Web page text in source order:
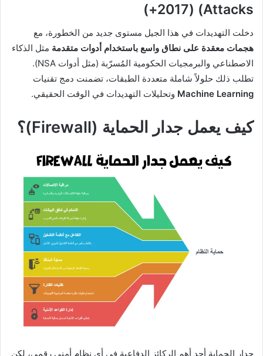
Attacks) (2017+)
دخلت التهديدات في هذا الجيل مستوى جديد من الخطورة، مع
هجمات معقدة على نطاق واسع باستخدام أدوات متقدمة مثل الذكاء
الاصطناعي والبرمجيات الحكومية المُسرّبة (مثل أدوات NSA).
تطلب ذلك حلولاً شاملة متعددة الطبقات، تضمنت دمج تقنيات
Machine Learning وتحليلات التهديدات في الوقت الحقيقي.
كيف يعمل جدار الحماية (Firewall)؟
جدار الحماية أحد أهم الركائز الدفاعية في أي نظام أمني رقمي، لكن